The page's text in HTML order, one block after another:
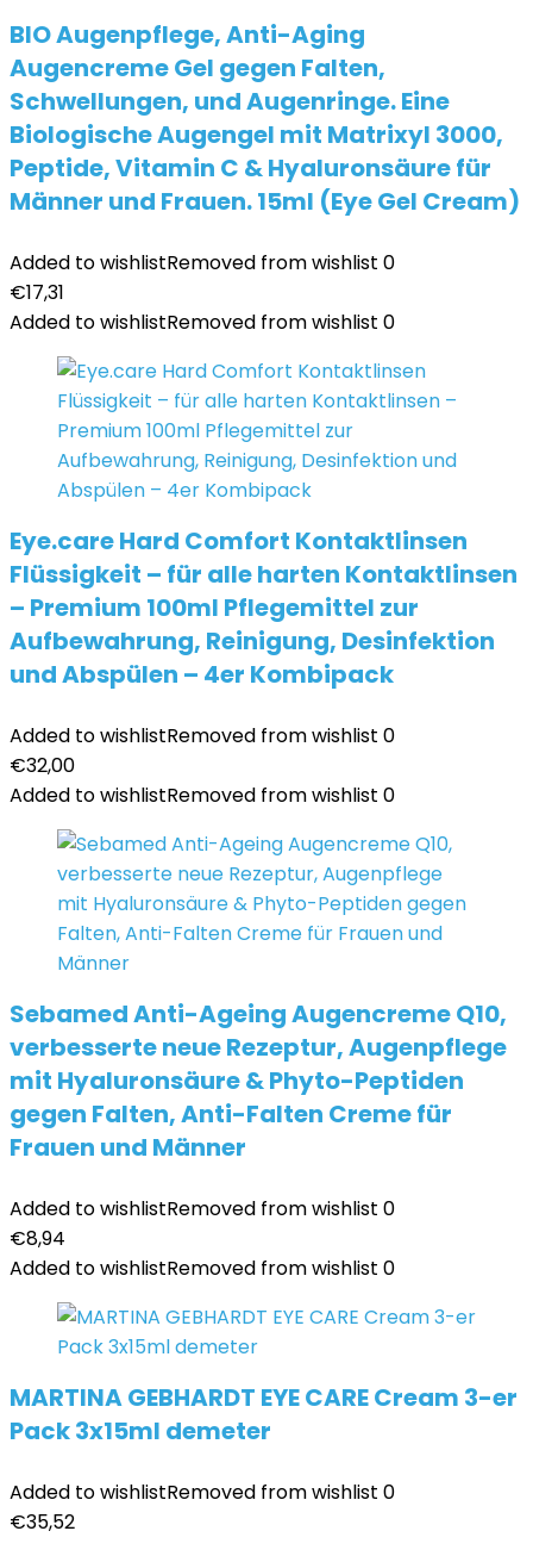
BIO Augenpflege, Anti-Aging
Augencreme Gel gegen Falten,
Schwellungen, und Augenringe. Eine
Biologische Augengel mit Matrixyl 3000,
Peptide, Vitamin C & Hyaluronsäure für
Männer und Frauen. 15ml (Eye Gel Cream)
Added to wishlistRemoved from wishlist 0
€17,31
Added to wishlistRemoved from wishlist 0
Eye.care Hard Comfort Kontaktlinsen
Flüssigkeit – für alle harten Kontaktlinsen
– Premium 100ml Pflegemittel zur
Aufbewahrung, Reinigung, Desinfektion
und Abspülen – 4er Kombipack
Added to wishlistRemoved from wishlist 0
€32,00
Added to wishlistRemoved from wishlist 0
Sebamed Anti-Ageing Augencreme Q10,
verbesserte neue Rezeptur, Augenpflege
mit Hyaluronsäure & Phyto-Peptiden
gegen Falten, Anti-Falten Creme für
Frauen und Männer
Added to wishlistRemoved from wishlist 0
€8,94
Added to wishlistRemoved from wishlist 0
MARTINA GEBHARDT EYE CARE Cream 3-er
Pack 3x15ml demeter
Added to wishlistRemoved from wishlist 0
€35,52